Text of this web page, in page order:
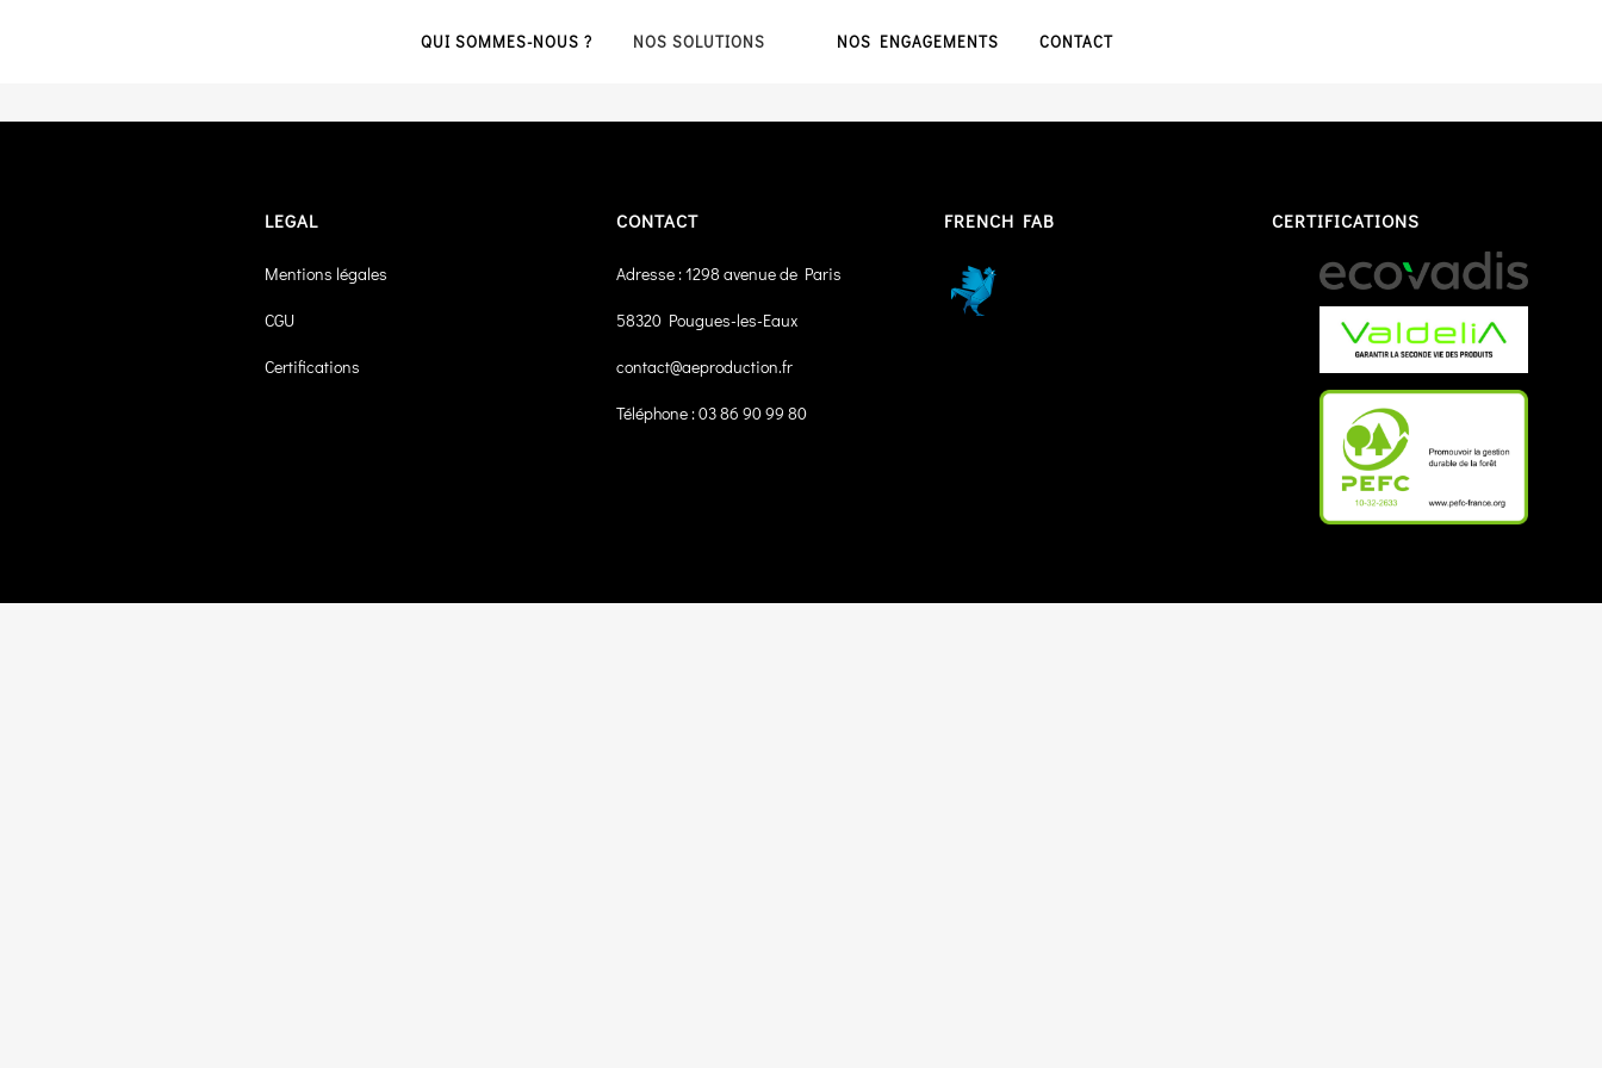
QUI SOMMES-NOUS ? NOS SOLUTIONS NOS ENGAGEMENTS CONTACT
LEGAL
Mentions légales
CGU
Certifications
CONTACT
Adresse : 1298 avenue de Paris
58320 Pougues-les-Eaux
contact@aeproduction.fr
Téléphone : 03 86 90 99 80
FRENCH FAB CERTIFICATIONS